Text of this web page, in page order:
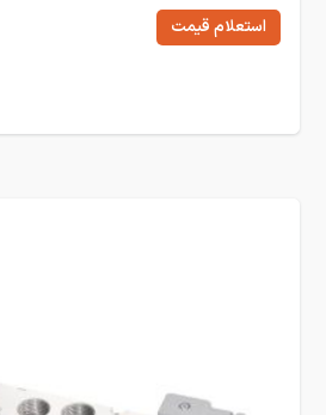
استعلام قیمت